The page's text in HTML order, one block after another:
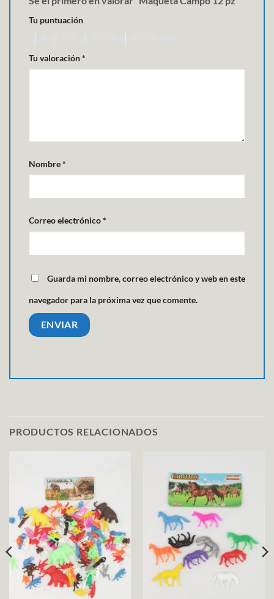
Tu puntuación
Tu valoración*
Nombre*
Correo electrónico*
Guarda mi nombre, correo electrónico y web en este
navegador para la próxima vez que comente.
PRODUCTOS RELACIONADOS